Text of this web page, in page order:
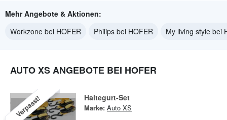
Mehr Angebote & Aktionen:
Workzone bei HOFER
Philips bei HOFER My living style bei
AUTO XS ANGEBOTE BEI HOFER
Verpasst! Haltegurt-Set
Marke: Auto XS